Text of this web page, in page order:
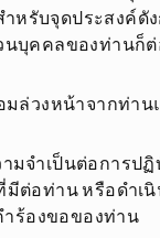
หรับจุดประสงค์ดัง
บุคคลของท่านก็ต่
มล่วงหน้าจากท่าน
มจำเป็นต่อการป
ต่อท่าน หรือดำเ
ร้องขอของท่าน